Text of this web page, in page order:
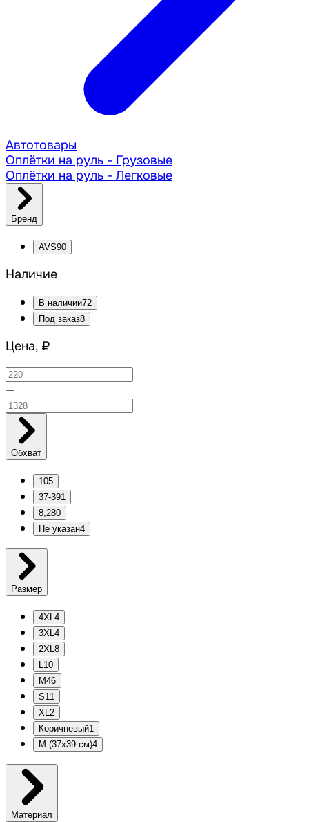
Автотовары
Оплётки на руль - Грузовые
Оплётки на руль - Легковые
Бренд
AVS90
Наличие
В наличии72
Под заказ8
Цена, ₽
—
Обхват
105
37-391
8,280
Не указан4
Размер
4XL4
3XL4
2XL8
L10
M46
S11
XL2
Коричневый1
M (37х39 см)4
Материал